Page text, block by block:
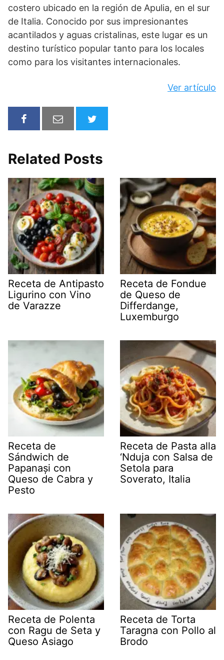
costero ubicado en la región de Apulia, en el sur
de Italia. Conocido por sus impresionantes
acantilados y aguas cristalinas, este lugar es un
destino turístico popular tanto para los locales
como para los visitantes internacionales.
Ver artículo
Related Posts
Receta de Antipasto
Ligurino con Vino
de Varazze
Receta de Fondue
de Queso de
Differdange,
Luxemburgo
Receta de
Sándwich de
Papanași con
Queso de Cabra y
Pesto
Receta de Pasta alla
‘Nduja con Salsa de
Setola para
Soverato, Italia
Receta de Polenta
con Ragu de Seta y
Queso Asiago
Receta de Torta
Taragna con Pollo al
Brodo